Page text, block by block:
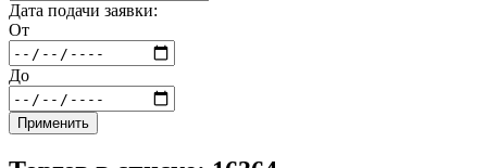
Дата подачи заявки:
От
До
Применить